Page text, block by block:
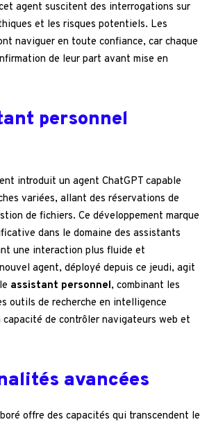
agent suscitent des interrogations sur
et les risques potentiels. Les
naviguer en toute confiance, car chaque
de leur part avant mise en
personnel
introduit un agent ChatGPT capable
variées, allant des réservations de
de fichiers. Ce développement marque
dans le domaine des assistants
une interaction plus fluide et
agent, déployé depuis ce jeudi, agit
assistant personnel, combinant les
outils de recherche en intelligence
de contrôler navigateurs web et
avancées
offre des capacités qui transcendent le